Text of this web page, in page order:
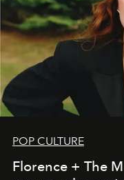
POP CULTURE
Florence + The